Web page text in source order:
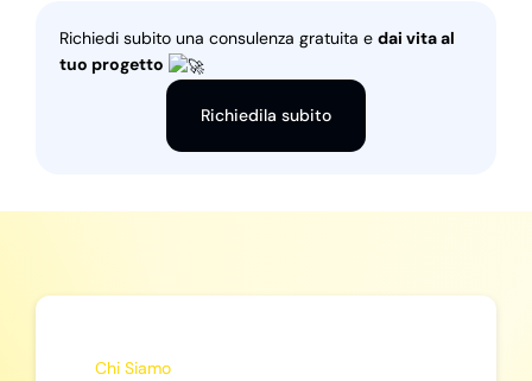
Richiedi subito una consulenza gratuita e dai vita al
tuo progetto
Richiedila subito
Chi Siamo